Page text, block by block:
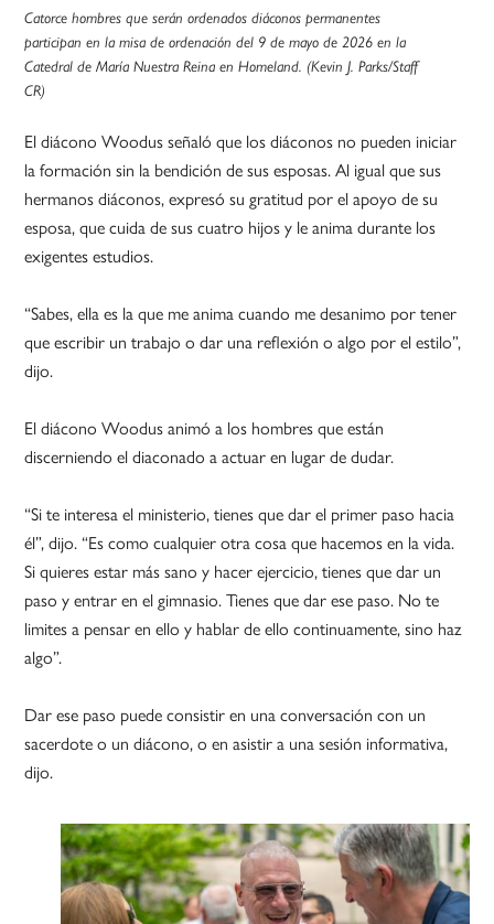
Catorce hombres que serán ordenados diáconos permanentes
participan en la misa de ordenación del 9 de mayo de 2026 en la
Catedral de María Nuestra Reina en Homeland. (Kevin J. Parks/Staff
CR)
El diácono Woodus señaló que los diáconos no pueden iniciar
la formación sin la bendición de sus esposas. Al igual que sus
hermanos diáconos, expresó su gratitud por el apoyo de su
esposa, que cuida de sus cuatro hijos y le anima durante los
exigentes estudios.
“Sabes, ella es la que me anima cuando me desanimo por tener
que escribir un trabajo o dar una reflexión o algo por el estilo”,
dijo.
El diácono Woodus animó a los hombres que están
discerniendo el diaconado a actuar en lugar de dudar.
“Si te interesa el ministerio, tienes que dar el primer paso hacia
él”, dijo. “Es como cualquier otra cosa que hacemos en la vida.
Si quieres estar más sano y hacer ejercicio, tienes que dar un
paso y entrar en el gimnasio. Tienes que dar ese paso. No te
limites a pensar en ello y hablar de ello continuamente, sino haz
algo”.
Dar ese paso puede consistir en una conversación con un
sacerdote o un diácono, o en asistir a una sesión informativa,
dijo.